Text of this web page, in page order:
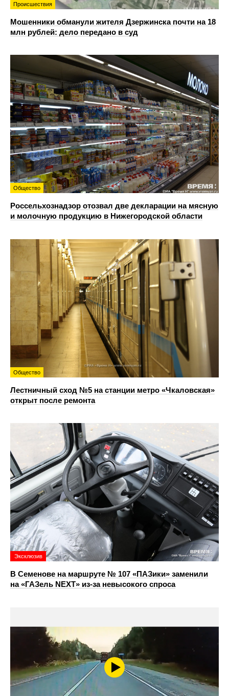
Происшествия
Мошенники обманули жителя Дзержинска почти на 18
млн рублей: дело передано в суд
Общество
Россельхознадзор отозвал две декларации на мясную
и молочную продукцию в Нижегородской области
Общество
Лестничный сход №5 на станции метро «Чкаловская»
открыт после ремонта
Эксклюзив
В Семенове на маршруте № 107 «ПАЗики» заменили
на «ГАЗель NEXT» из‑за невысокого спроса